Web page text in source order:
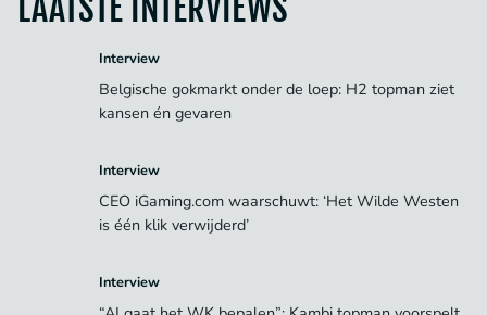
LAATSTE INTERVIEWS
Interview
Belgische gokmarkt onder de loep: H2 topman ziet
kansen én gevaren
Interview
CEO iGaming.com waarschuwt: ‘Het Wilde Westen
is één klik verwijderd’
Interview